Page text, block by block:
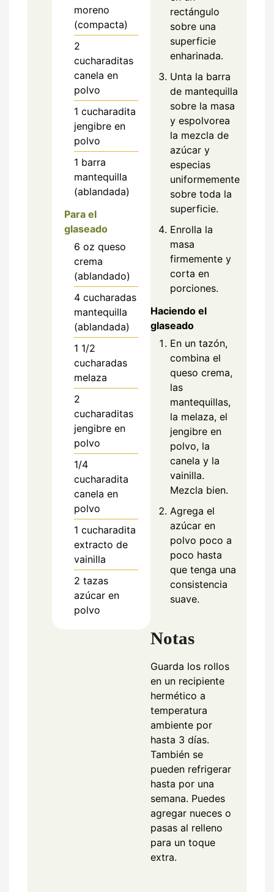
moreno
(compacta)
2
cucharaditas
canela en
polvo
1 cucharadita
jengibre en
polvo
1 barra
mantequilla
(ablandada)
Para el
glaseado
6 oz queso
crema
(ablandado)
4 cucharadas
mantequilla
(ablandada)
1 1/2
cucharadas
melaza
2
cucharaditas
jengibre en
polvo
1/4
cucharadita
canela en
polvo
1 cucharadita
extracto de
vainilla
2 tazas
azúcar en
polvo
rectángulo
sobre una
superficie
enharinada.
Unta la barra
de mantequilla
sobre la masa
y espolvorea
la mezcla de
azúcar y
especias
uniformemente
sobre toda la
superficie.
Enrolla la
masa
firmemente y
corta en
porciones.
Haciendo el
glaseado
En un tazón,
combina el
queso crema,
las
mantequillas,
la melaza, el
jengibre en
polvo, la
canela y la
vainilla.
Mezcla bien.
Agrega el
azúcar en
polvo poco a
poco hasta
que tenga una
consistencia
suave.
Notas
Guarda los rollos
en un recipiente
hermético a
temperatura
ambiente por
hasta 3 días.
También se
pueden refrigerar
hasta por una
semana. Puedes
agregar nueces o
pasas al relleno
para un toque
extra.